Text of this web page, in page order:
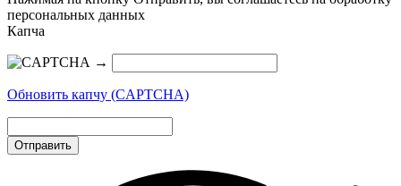
персональных данных
Капча
→
Обновить капчу (CAPTCHA)
Отправить